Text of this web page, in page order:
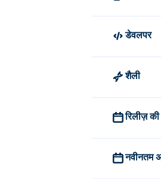
डेवलपर
शैली
रिलीज़
नवीनतम